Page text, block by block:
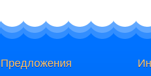
Предложения